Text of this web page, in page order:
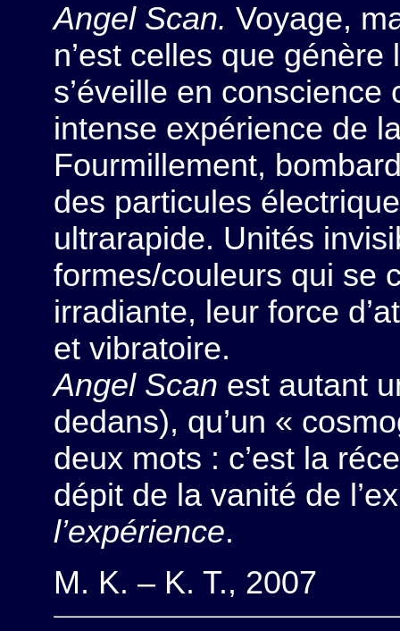
Angel Scan. Voyage,
n’est celles que
s’éveille en conscience
intense expérience de
Fourmillement,
des particules
ultrarapide. Unités
formes/couleurs qui se
irradiante, leur force
et vibratoire.
Angel Scan est autant
dedans), qu’un «
deux mots : c’est la
dépit de la vanité de
l’expérience.
M. K. – K. T., 2007